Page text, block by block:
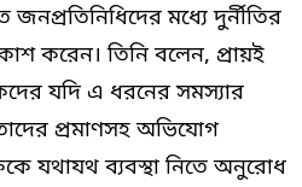
মধ্যে দুর্নীতির
করেন। তিনি বলেন, প্রায়ই
যদি এ ধরনের সমস্যার
প্রমাণসহ অভিযোগ
যথাযথ ব্যবস্থা নিতে অনুরোধ